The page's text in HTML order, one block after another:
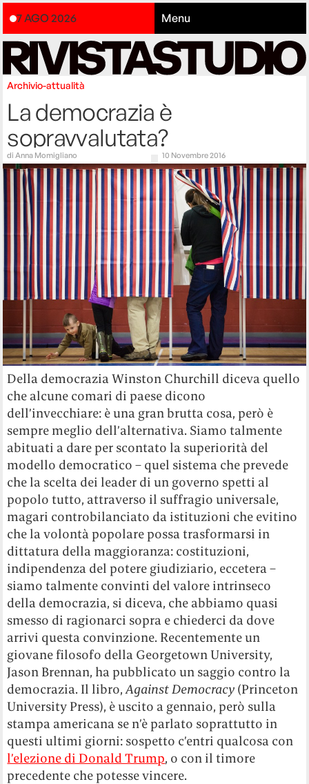
7 AGO 2026 Menu
Archivio-attualità
La democrazia è
sopravvalutata?
diAnna Momigliano 10 Novembre 2016
Della democrazia Winston Churchill diceva quello
che alcune comari di paese dicono
dell’invecchiare: è una gran brutta cosa, però è
sempre meglio dell’alternativa. Siamo talmente
abituati a dare per scontato la superiorità del
modello democratico – quel sistema che prevede
che la scelta dei leader di un governo spetti al
popolo tutto, attraverso il suffragio universale,
magari controbilanciato da istituzioni che evitino
che la volontà popolare possa trasformarsi in
dittatura della maggioranza: costituzioni,
indipendenza del potere giudiziario, eccetera –
siamo talmente convinti del valore intrinseco
della democrazia, si diceva, che abbiamo quasi
smesso di ragionarci sopra e chiederci da dove
arrivi questa convinzione. Recentemente un
giovane filosofo della Georgetown University,
Jason Brennan, ha pubblicato un saggio contro la
democrazia. Il libro,Against Democracy (Princeton
University Press), è uscito a gennaio, però sulla
stampa americana se n’è parlato soprattutto in
questi ultimi giorni: sospetto c’entri qualcosa con
l’elezione di Donald Trump, o con il timore
precedente che potesse vincere.